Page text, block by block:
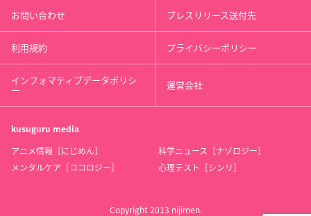
お問い合わせ プレスリリース送付先
利用規約 プライバシーポリシー
インフォマティブデータポリシ
ー 運営会社
kusuguru media
アニメ情報［にじめん］
科学ニュース［ナゾロジー］
メンタルケア［ココロジー］
心理テスト［シンリ］
Copyright 2013 nijimen.